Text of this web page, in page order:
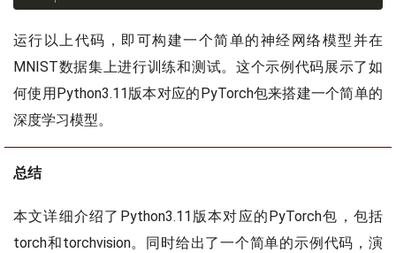
运行以上代码，即可构建一个简单的神经网络模型并在
MNIST数据集上进行训练和测试。这个示例代码展示了如
何使用Python3.11版本对应的PyTorch包来搭建一个简单的
深度学习模型。
总结
本文详细介绍了Python3.11版本对应的PyTorch包，包括
torch和torchvision。同时给出了一个简单的示例代码，演